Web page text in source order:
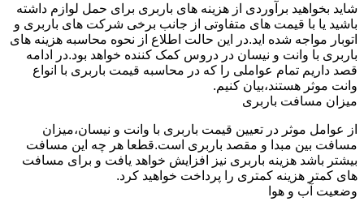
شاید بخواهید برآوردی از هزینه های باربری برای حمل لوازم داشته
باشید یا با قیمت های متفاوتی از جانب برخی شرکت های باربری و
اتوبار مواجه شده اید.در این حالت اطلاع از نحوه محاسبه هزینه های
باربری با وانت و نیسان در دروس کمک کننده خواهد بود.در ادامه
قصد داریم تمام عواملی را که در محاسبه قیمت باربری با انواع
وانت موثر هستند،بیان کنیم.
میزان مسافت باربری
از عوامل موثر در تعیین قیمت باربری با وانت و نیسان،میزان
مسافت بین مبدا و مقصد باربری است.قطعا هر چه این مسافت
بیشتر باشد هزینه باربری نیز افزایش خواهد یافت و برای مسافت
های کمتر هزینه کمتری را پرداخت خواهید کرد.
وضعیت آب و هوا